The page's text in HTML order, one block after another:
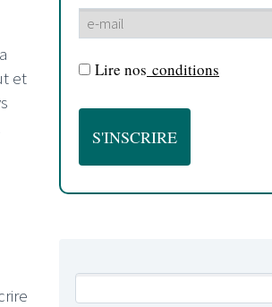
et
Lire nos conditions